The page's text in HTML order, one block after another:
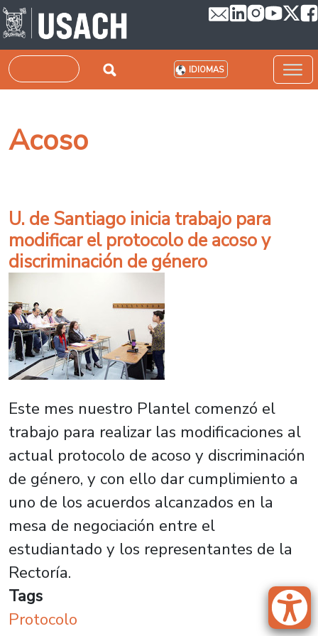
Pasar al contenido principal
Buscar IDIOMAS
Acoso
U. de Santiago inicia trabajo para
modificar el protocolo de acoso y
discriminación de género
Este mes nuestro Plantel comenzó el
trabajo para realizar las modificaciones al
actual protocolo de acoso y discriminación
de género, y con ello dar cumplimiento a
uno de los acuerdos alcanzados en la
mesa de negociación entre el
estudiantado y los representantes de la
Rectoría.
Tags
Protocolo